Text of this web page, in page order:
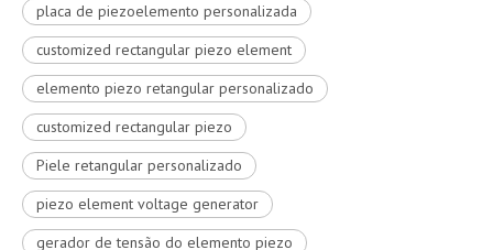
placa de piezoelemento personalizada
customized rectangular piezo element
elemento piezo retangular personalizado
customized rectangular piezo
Piele retangular personalizado
piezo element voltage generator
gerador de tensão do elemento piezo